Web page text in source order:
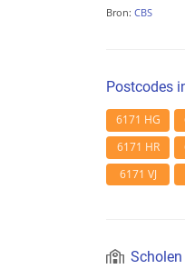
Bron: CBS
Postcodes
6171 HG
6171 HR
6171 VJ